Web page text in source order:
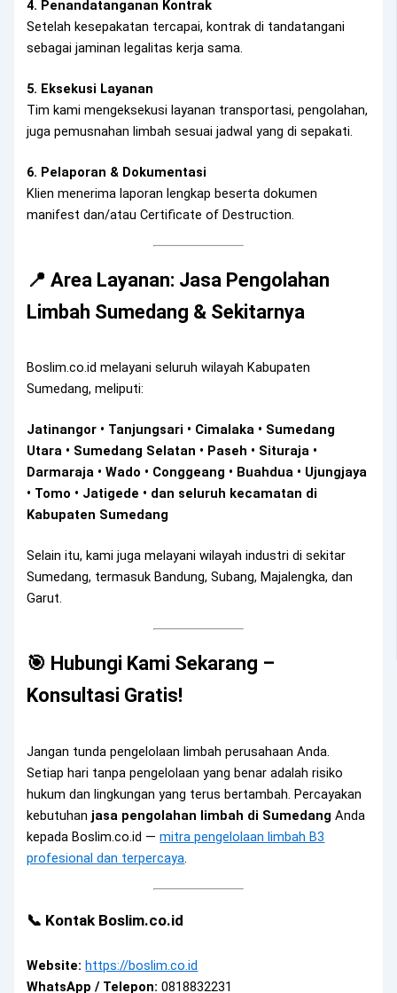
4. Penandatanganan Kontrak
Setelah kesepakatan tercapai, kontrak di tandatangani
sebagai jaminan legalitas kerja sama.
5. Eksekusi Layanan
Tim kami mengeksekusi layanan transportasi, pengolahan,
juga pemusnahan limbah sesuai jadwal yang di sepakati.
6. Pelaporan & Dokumentasi
Klien menerima laporan lengkap beserta dokumen
manifest dan/atau Certificate of Destruction.
📍 Area Layanan: Jasa Pengolahan
Limbah Sumedang & Sekitarnya
Boslim.co.id melayani seluruh wilayah Kabupaten
Sumedang, meliputi:
Jatinangor • Tanjungsari • Cimalaka • Sumedang
Utara • Sumedang Selatan • Paseh • Situraja •
Darmaraja • Wado • Conggeang • Buahdua • Ujungjaya
• Tomo • Jatigede • dan seluruh kecamatan di
Kabupaten Sumedang
Selain itu, kami juga melayani wilayah industri di sekitar
Sumedang, termasuk Bandung, Subang, Majalengka, dan
Garut.
🎯 Hubungi Kami Sekarang –
Konsultasi Gratis!
Jangan tunda pengelolaan limbah perusahaan Anda.
Setiap hari tanpa pengelolaan yang benar adalah risiko
hukum dan lingkungan yang terus bertambah. Percayakan
kebutuhan jasa pengolahan limbah di Sumedang Anda
kepada Boslim.co.id —mitra pengelolaan limbah B3
profesional dan terpercaya.
📞 Kontak Boslim.co.id
Website: https://boslim.co.id
WhatsApp / Telepon: 0818832231